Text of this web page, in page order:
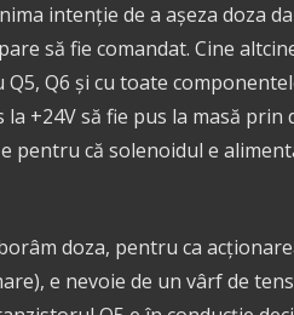
intenție de a așeza doza
să fie comandat. Cine
Q5, Q6 și cu toate
+24V să fie pus la masă
pentru că solenoidul e
doza, pentru ca
e nevoie de un vârf de